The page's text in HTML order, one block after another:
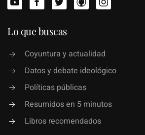
Lo que buscas
Coyuntura y actualidad
Datos y debate ideológico
Políticas públicas
Resumidos en 5 minutos
Libros recomendados